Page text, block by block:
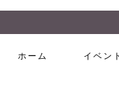
ホーム イベン